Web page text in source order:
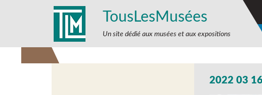
TousLesMusées
Un site dédié aux musées et aux expositions
2022 03